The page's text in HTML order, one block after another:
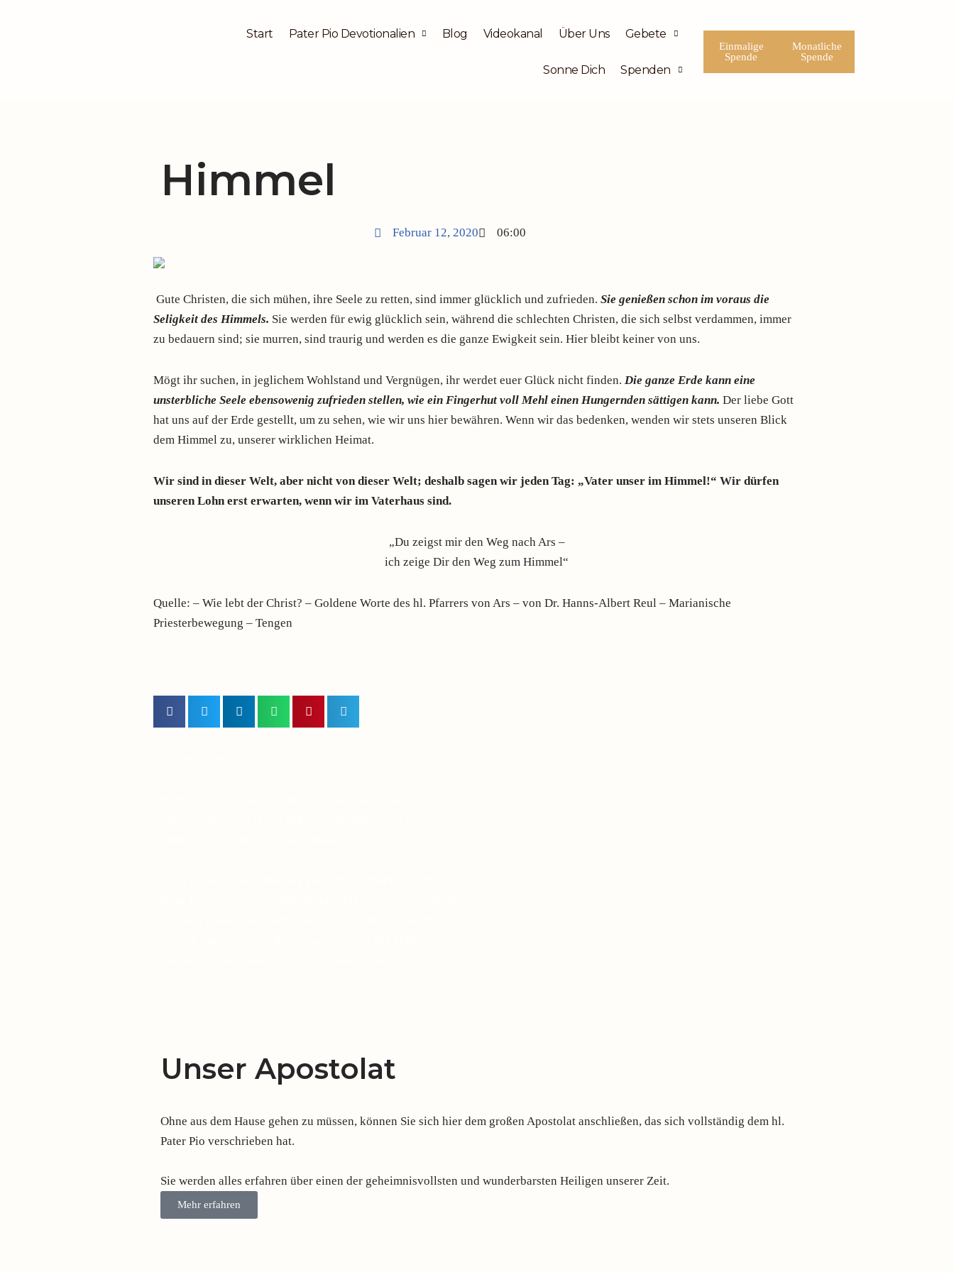
Start Pater Pio Devotionalien Blog Videokanal Über Uns Gebete
Sonne Dich Spenden
Einmalige
Spende
Monatliche
Spende
Himmel
Februar 12, 2020 06:00
Gute Christen, die sich mühen, ihre Seele zu retten, sind immer glücklich und zufrieden.Sie genießen schon im voraus die
Seligkeit des Himmels. Sie werden für ewig glücklich sein, während die schlechten Christen, die sich selbst verdammen, immer
zu bedauern sind; sie murren, sind traurig und werden es die ganze Ewigkeit sein. Hier bleibt keiner von uns.
Mögt ihr suchen, in jeglichem Wohlstand und Vergnügen, ihr werdet euer Glück nicht finden.Die ganze Erde kann eine
unsterbliche Seele ebensowenig zufrieden stellen, wie ein Fingerhut voll Mehl einen Hungernden sättigen kann. Der liebe Gott
hat uns auf der Erde gestellt, um zu sehen, wie wir uns hier bewähren. Wenn wir das bedenken, wenden wir stets unseren Blick
dem Himmel zu, unserer wirklichen Heimat.
Wir sind in dieser Welt, aber nicht von dieser Welt; deshalb sagen wir jeden Tag: „Vater unser im Himmel!“ Wir dürfen
unseren Lohn erst erwarten, wenn wir im Vaterhaus sind.
„Du zeigst mir den Weg nach Ars –
ich zeige Dir den Weg zum Himmel“
Quelle: – Wie lebt der Christ? – Goldene Worte des hl. Pfarrers von Ars – von Dr. Hanns-Albert Reul – Marianische
Priesterbewegung – Tengen
Unser Apostolat
Ohne aus dem Hause gehen zu müssen, können Sie sich hier dem großen Apostolat anschließen, das sich vollständig dem hl.
Pater Pio verschrieben hat.
Sie werden alles erfahren über einen der geheimnisvollsten und wunderbarsten Heiligen unserer Zeit.
Mehr erfahren